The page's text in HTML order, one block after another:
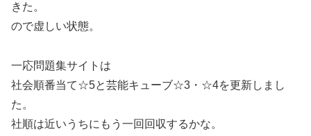
きた。
ので虚しい状態。
一応問題集サイトは
社会順番当て☆5と芸能キューブ☆3・☆4を更新しまし
た。
社順は近いうちにもう一回回収するかな。